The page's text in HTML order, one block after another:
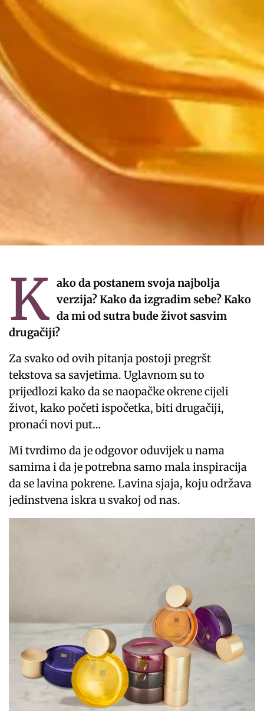
K ako da postanem svoja najbolja
verzija? Kako da izgradim sebe? Kako
da mi od sutra bude život sasvim
drugačiji?
Za svako od ovih pitanja postoji pregršt
tekstova sa savjetima. Uglavnom su to
prijedlozi kako da se naopačke okrene cijeli
život, kako početi ispočetka, biti drugačiji,
pronaći novi put…
Mi tvrdimo da je odgovor oduvijek u nama
samima i da je potrebna samo mala inspiracija
da se lavina pokrene. Lavina sjaja, koju održava
jedinstvena iskra u svakoj od nas.